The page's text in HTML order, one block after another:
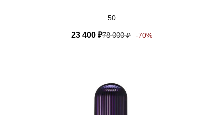
50
23 400 ₽78 000₽ -70%